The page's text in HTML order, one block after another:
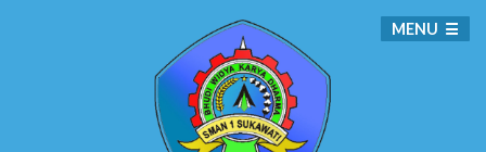
MENU